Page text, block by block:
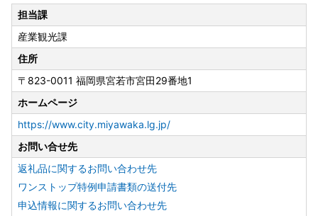
担当課
産業観光課
住所
〒823-0011 福岡県宮若市宮田29番地1
ホームページ
https://www.city.miyawaka.lg.jp/
お問い合せ先
返礼品に関するお問い合わせ先
ワンストップ特例申請書類の送付先
申込情報に関するお問い合わせ先